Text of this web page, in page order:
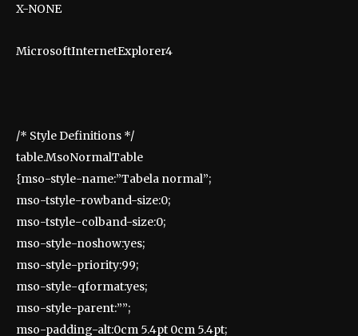
X-NONE
MicrosoftInternetExplorer4
/* Style Definitions */
table.MsoNormalTable
{mso-style-name:”Tabela normal”;
mso-tstyle-rowband-size:0;
mso-tstyle-colband-size:0;
mso-style-noshow:yes;
mso-style-priority:99;
mso-style-qformat:yes;
mso-style-parent:””;
mso-padding-alt:0cm 5.4pt 0cm 5.4pt;